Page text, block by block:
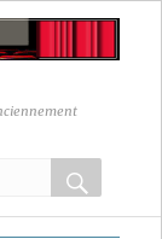
OK